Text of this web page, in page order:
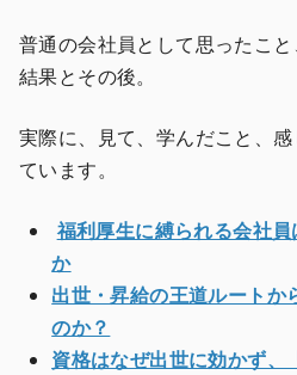
普通の会社員として思ったこ
結果とその後。
実際に、見て、学んだこと、
ています。
福利厚生に縛られる会社
か
出世・昇給の王道ルートか
のか？
資格はなぜ出世に効かず、